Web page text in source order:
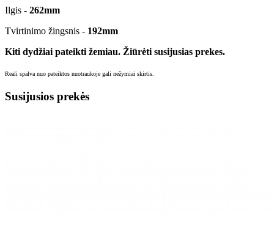
Ilgis - 262mm
Tvirtinimo žingsnis - 192mm
Kiti dydžiai pateikti žemiau. Žiūrėti susijusias prekes.
Reali spalva nuo pateiktos nuotraukoje gali nežymiai skirtis.
Susijusios prekės